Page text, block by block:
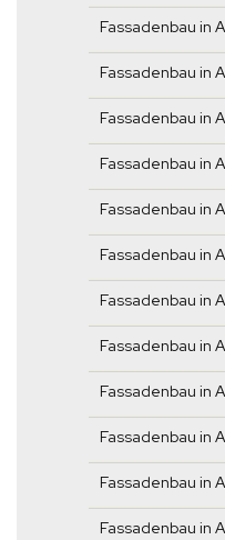
Fassadenbau in
Fassadenbau in
Fassadenbau in
Fassadenbau in
Fassadenbau in
Fassadenbau in
Fassadenbau in
Fassadenbau in
Fassadenbau in
Fassadenbau in
Fassadenbau in
Fassadenbau in